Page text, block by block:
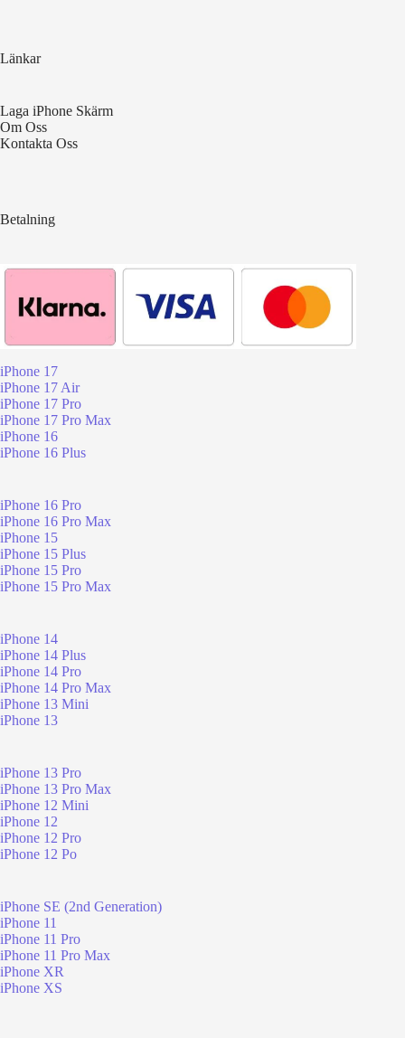
Länkar
Laga iPhone Skärm
Om Oss
Kontakta Oss
Betalning
iPhone 17
iPhone 17 Air
iPhone 17 Pro
iPhone 17 Pro Max
iPhone 16
iPhone 16 Plus
iPhone 16 Pro
iPhone 16 Pro Max
iPhone 15
iPhone 15 Plus
iPhone 15 Pro
iPhone 15 Pro Max
iPhone 14
iPhone 14 Plus
iPhone 14 Pro
iPhone 14 Pro Max
iPhone 13 Mini
iPhone 13
iPhone 13 Pro
iPhone 13 Pro Max
iPhone 12 Mini
iPhone 12
iPhone 12 Pro
iPhone 12 Po
iPhone SE (2nd Generation)
iPhone 11
iPhone 11 Pro
iPhone 11 Pro Max
iPhone XR
iPhone XS